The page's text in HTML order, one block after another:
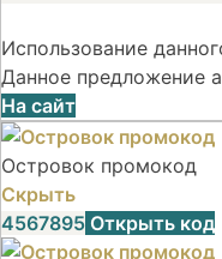
Использование
Данное предложение
На сайт
Островок промокод
Скрыть
4567895 Открыть код